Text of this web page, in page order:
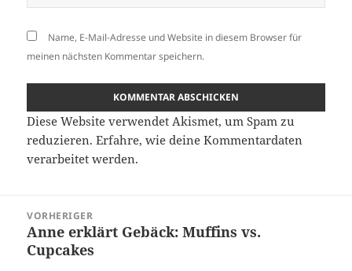
Name, E-Mail-Adresse und Website in diesem Browser für
meinen nächsten Kommentar speichern.
Diese Website verwendet Akismet, um Spam zu
reduzieren.Erfahre, wie deine Kommentardaten
verarbeitet werden.
VORHERIGER
Vorheriger
Beitrag:
Anne erklärt Gebäck: Muffins vs.
Cupcakes